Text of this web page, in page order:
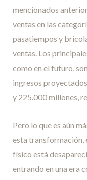
mencionados
ventas en las
pasatiempos y
ventas. Los
como en el futuro,
ingresos
y 225.000 millones,
Pero lo que es aún
esta transformación,
físico está
entrando en una era